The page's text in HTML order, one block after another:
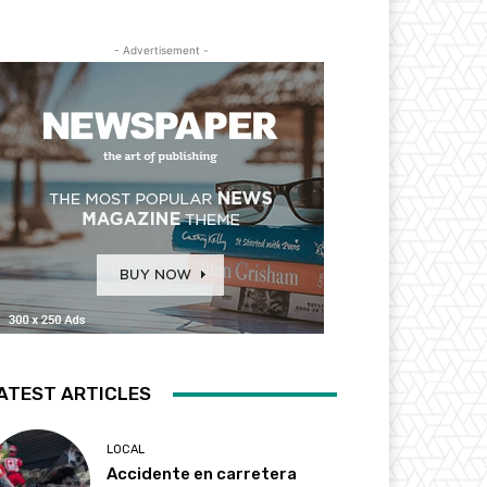
- Advertisement -
ARTICLES
LOCAL
Accidente en carretera